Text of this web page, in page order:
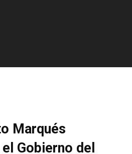
Marqués
Gobierno del